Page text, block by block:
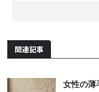
関連記事
女性の薄